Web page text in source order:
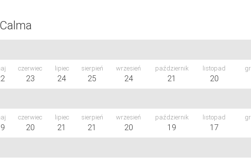
czerwiec
23
lipiec
24
sierpień
25
wrzesień
24
październik
21
listopad
20
czerwiec
20
lipiec
21
sierpień
21
wrzesień
20
październik
19
listopad
17